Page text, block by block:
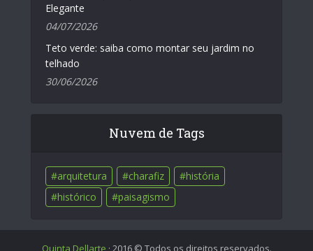
Elegante
04/07/2026
Teto verde: saiba como montar seu jardim no
telhado
30/06/2026
Nuvem de Tags
arquitetura charafiz
história
histórico
paisagismo
Quinta Dellarte · 2016 © Todos os direitos reservados.